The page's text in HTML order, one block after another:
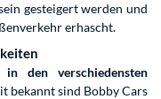
gesteigert werden und
erhascht.
in den verschiedensten
bekannt sind Bobby Cars